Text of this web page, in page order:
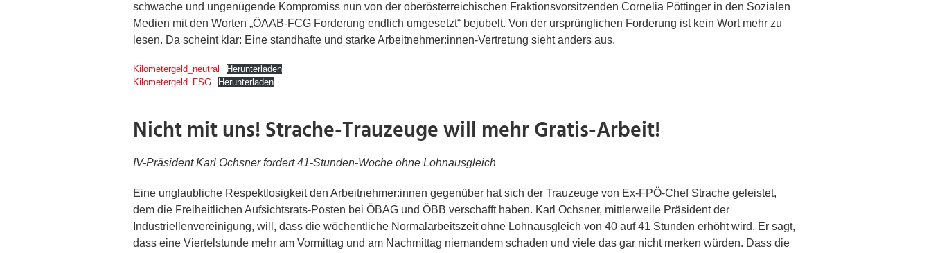
schwache und ungenügende Kompromiss nun von der oberösterreichischen Fraktionsvorsitzenden Cornelia Pöttinger in den Sozialen
Medien mit den Worten „ÖAAB-FCG Forderung endlich umgesetzt“ bejubelt. Von der ursprünglichen Forderung ist kein Wort mehr zu
lesen. Da scheint klar: Eine standhafte und starke Arbeitnehmer:innen-Vertretung sieht anders aus.
Kilometergeld_neutral
Herunterladen
Kilometergeld_FSG
Herunterladen
Nicht mit uns! Strache-Trauzeuge will mehr Gratis-Arbeit!
IV-Präsident Karl Ochsner fordert 41-Stunden-Woche ohne Lohnausgleich
Eine unglaubliche Respektlosigkeit den Arbeitnehmer:innen gegenüber hat sich der Trauzeuge von Ex-FPÖ-Chef Strache geleistet,
dem die Freiheitlichen Aufsichtsrats-Posten bei ÖBAG und ÖBB verschafft haben. Karl Ochsner, mittlerweile Präsident der
Industriellenvereinigung, will, dass die wöchentliche Normalarbeitszeit ohne Lohnausgleich von 40 auf 41 Stunden erhöht wird. Er sagt,
dass eine Viertelstunde mehr am Vormittag und am Nachmittag niemandem schaden und viele das gar nicht merken würden. Dass die